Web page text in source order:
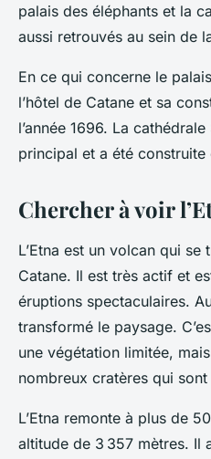
palais des éléphants et la
aussi retrouvés au sein de
En ce qui concerne le
l’hôtel de Catane et sa
l’année 1696. La cathédrale
principal et a été construite
Chercher à voir
L’Etna est un volcan qui
Catane. Il est très actif et
éruptions spectaculaires.
transformé le paysage.
une végétation limitée,
nombreux cratères qui
L’Etna remonte à plus de
altitude de 3 357 mètres. Il